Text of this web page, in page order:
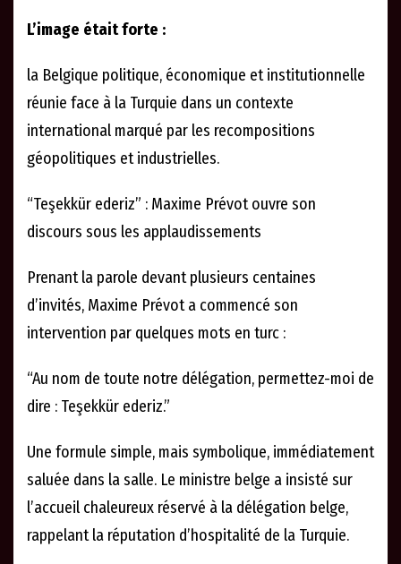
L’image était forte :
la Belgique politique, économique et institutionnelle
réunie face à la Turquie dans un contexte
international marqué par les recompositions
géopolitiques et industrielles.
“Teşekkür ederiz” : Maxime Prévot ouvre son
discours sous les applaudissements
Prenant la parole devant plusieurs centaines
d’invités, Maxime Prévot a commencé son
intervention par quelques mots en turc :
“Au nom de toute notre délégation, permettez-moi de
dire : Teşekkür ederiz.”
Une formule simple, mais symbolique, immédiatement
saluée dans la salle. Le ministre belge a insisté sur
l’accueil chaleureux réservé à la délégation belge,
rappelant la réputation d’hospitalité de la Turquie.